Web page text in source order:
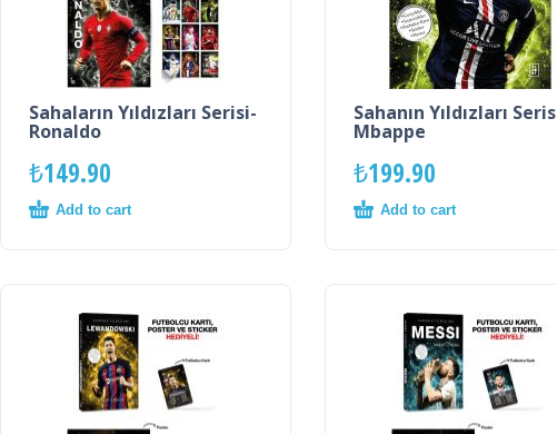
Sahaların Yıldızları Serisi-
Ronaldo
₺149.90
Add to cart
Sahanın Yıldızları
Mbappe
₺199.90
Add to cart